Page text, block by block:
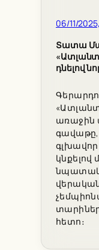
06/11/
Տատա
դնելով
առաջին
գավաթը,
կնքելով
նպատակ
հետո։